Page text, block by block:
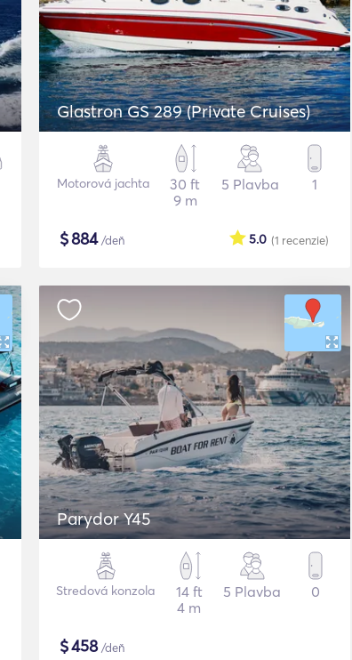
Glastron GS 289 (Private Cruises)
Motorová jachta
30 ft
9 m
5 Plavba 1
$884/deň (1 recenzie)
5.0
Parydor Y45
Stredová konzola
14 ft
4 m
5 Plavba 0
$458/deň